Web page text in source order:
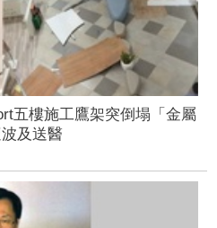
五樓施工鷹架突倒塌「金屬
及送醫